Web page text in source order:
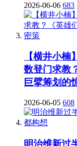
2026-06-06 683
【横井小
数登门求教
巨擘筹划的
2026-06-05 608
明治维新过